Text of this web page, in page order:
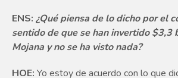
ENS: ¿Qué piensa de lo dicho por el
sentido de que se han invertido $3,3
Mojana y no se ha visto nada?
HOE: Yo estoy de acuerdo con lo que